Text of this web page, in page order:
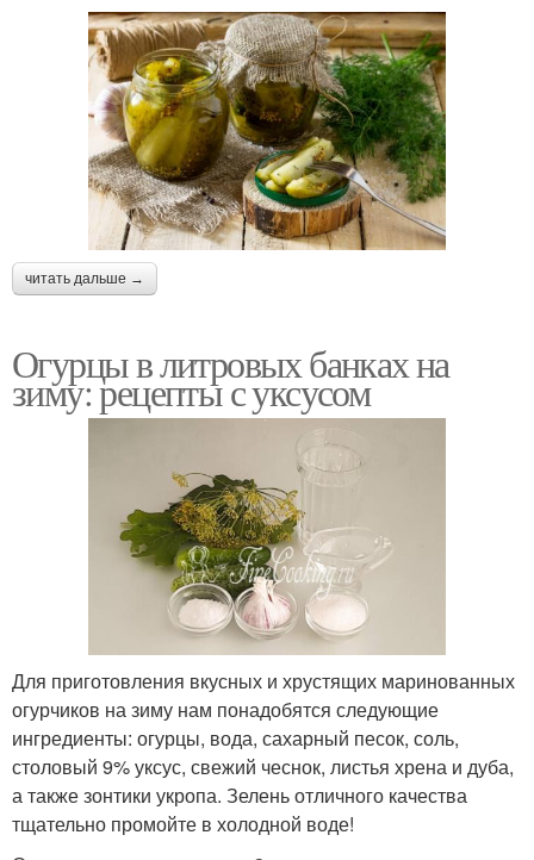
читать дальше →
Огурцы в литровых банках на
зиму: рецепты с уксусом
Для приготовления вкусных и хрустящих маринованных
огурчиков на зиму нам понадобятся следующие
ингредиенты: огурцы, вода, сахарный песок, соль,
столовый 9% уксус, свежий чеснок, листья хрена и дуба,
а также зонтики укропа. Зелень отличного качества
тщательно промойте в холодной воде!